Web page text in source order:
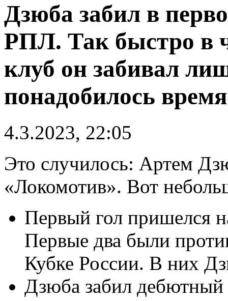
Дзюба забил в
РПЛ. Так быстро в
клуб он забивал
понадобилось время
4.3.2023, 22:05
Это случилось: Артем
«Локомотив». Вот
Первый гол пришелся
Первые два были
Кубке России. В них
Дзюба забил дебютный